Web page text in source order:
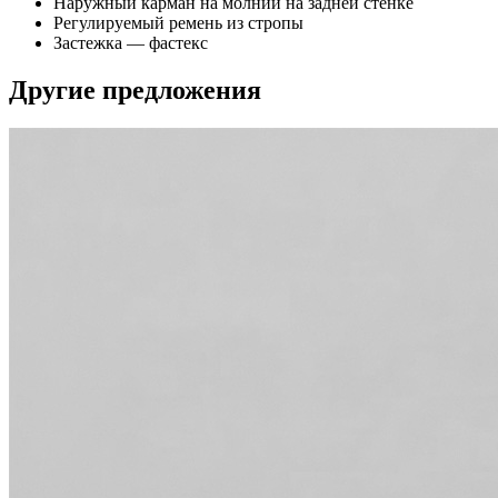
Регулируемый ремень из стропы
Застежка — фастекс
Другие предложения